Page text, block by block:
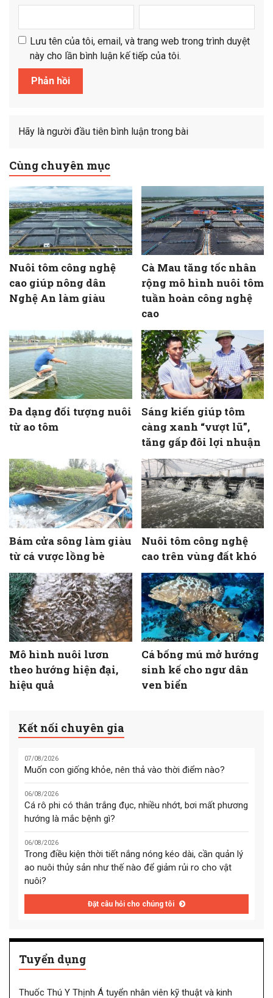
Lưu tên của tôi, email, và trang web trong trình duyệt
này cho lần bình luận kế tiếp của tôi.
Hãy là người đầu tiên bình luận trong bài
Cùng chuyên mục
Nuôi tôm công nghệ
cao giúp nông dân
Nghệ An làm giàu
Cà Mau tăng tốc nhân
rộng mô hình nuôi tôm
tuần hoàn công nghệ
cao
Đa dạng đối tượng nuôi
từ ao tôm
Sáng kiến giúp tôm
càng xanh “vượt lũ”,
tăng gấp đôi lợi nhuận
Bám cửa sông làm giàu
từ cá vược lồng bè
Nuôi tôm công nghệ
cao trên vùng đất khó
Mô hình nuôi lươn
theo hướng hiện đại,
hiệu quả
Cá bống mú mở hướng
sinh kế cho ngư dân
ven biển
Kết nối chuyên gia
07/08/2026
Muốn con giống khỏe, nên thả vào thời điểm nào?
06/08/2026
Cá rô phi có thân trắng đục, nhiều nhớt, bơi mất phương
hướng là mắc bệnh gì?
06/08/2026
Trong điều kiện thời tiết nắng nóng kéo dài, cần quản lý
ao nuôi thủy sản như thế nào để giảm rủi ro cho vật
nuôi?
Đặt câu hỏi cho chúng tôi
Tuyển dụng
Thuốc Thú Y Thịnh Á tuyển nhân viên kỹ thuật và kinh